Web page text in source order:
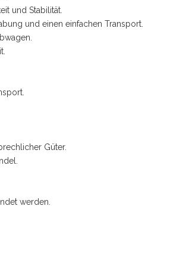
und Stabilität.
und einen einfachen Transport.
Güter.
werden.